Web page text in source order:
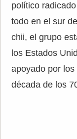
político
todo en el sur
chii, el grupo
los Estados
apoyado por
década de los